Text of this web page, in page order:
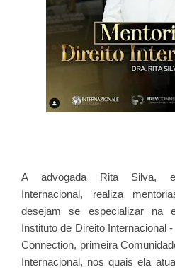
A advogada Rita Silva,
Internacional, realiza
desejam se especializar na
Instituto de Direito Internacional
Connection, primeira
Internacional, nos quais ela